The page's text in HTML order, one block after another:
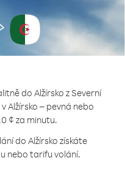
do Alžírsko z Severní
Alžírsko – pevná nebo
¢ za minutu.
do Alžírsko získáte
nebo tarifu volání.